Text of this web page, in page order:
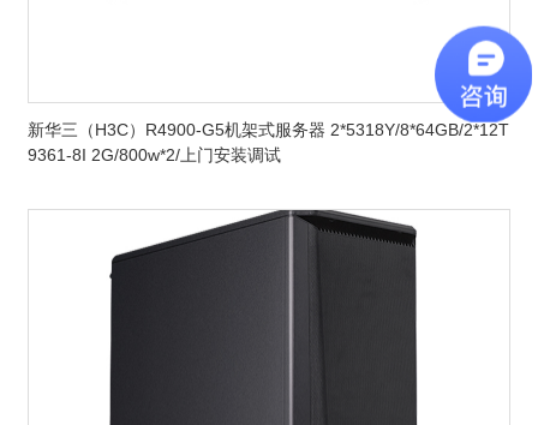
新华三（H3C）R4900-G5机架式服务器 2*5318Y/8*64GB/2*12T
9361-8I 2G/800w*2/上门安装调试